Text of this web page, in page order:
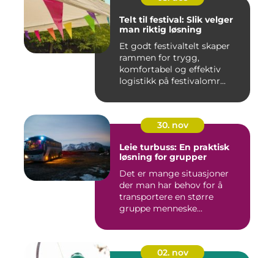
Telt til festival: Slik velger
man riktig løsning
Et godt festivaltelt skaper
rammen for trygg,
komfortabel og effektiv
logistikk på festivalomr...
30. nov
Leie turbuss: En praktisk
løsning for grupper
Det er mange situasjoner
der man har behov for å
transportere en større
gruppe menneske...
02. nov